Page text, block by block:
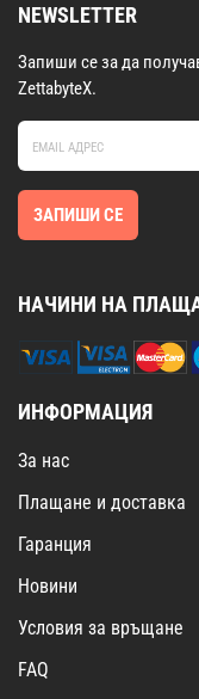
NEWSLETTER
Запиши се за да
ZettabyteX.
ЗАПИШИ СЕ
НАЧИНИ НА
ИНФОРМАЦИЯ
За нас
Плащане и доставка
Гаранция
Новини
Условия за връщане
FAQ